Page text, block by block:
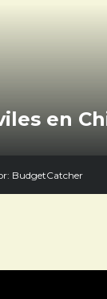
en
BudgetCatcher